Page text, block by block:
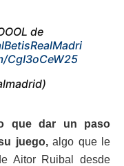
de
CgI3oCeW25
que dar un paso
juego,algo que le
Aitor Ruibal desde